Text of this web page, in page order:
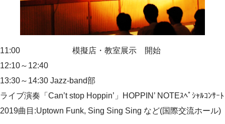
11:00 模擬店・教室展示 開始
12:10～12:40
13:30～14:30 Jazz-band部
ライブ演奏「Can’t stop Hoppin’」HOPPIN’ NOTEｽﾍﾟｼｬﾙｺﾝｻｰﾄ
2019曲目:Uptown Funk, Sing Sing Sing など(国際交流ホール)